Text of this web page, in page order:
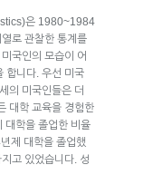
은 1980~1984
로 관찰한 통계를
국인의 모습이 어
합니다. 우선 미국
의 미국인들은 더
대학 교육을 경험한
대학을 졸업한 비율
제 대학을 졸업했
고 있었습니다. 성